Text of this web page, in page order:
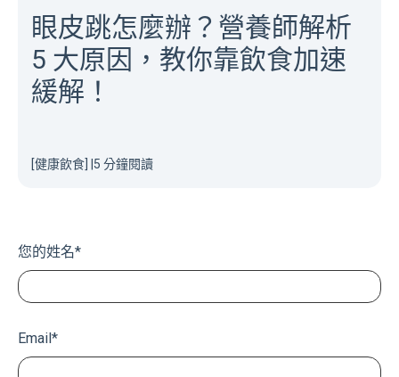
眼皮跳怎麼辦？營養師解析
5 大原因，教你靠飲食加速
緩解！
[健康飲食] 5 分鐘閱讀
您的姓名*
Email *